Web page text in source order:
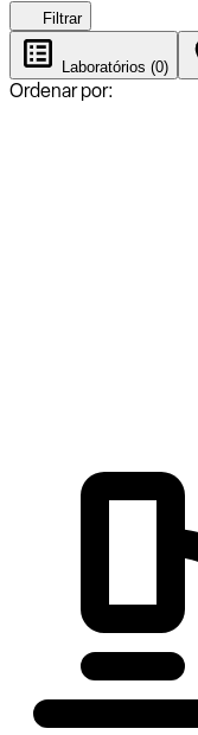
Filtrar
Laboratórios (0)
Ordenar por: